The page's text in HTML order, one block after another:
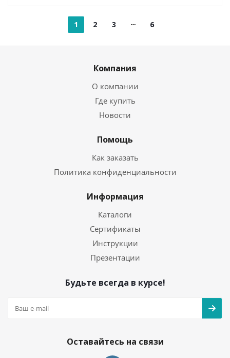
1 2 3 6
Компания
О компании
Где купить
Новости
Помощь
Как заказать
Политика конфиденциальности
Информация
Каталоги
Сертификаты
Инструкции
Презентации
Будьте всегда в курсе!
Оставайтесь на связи